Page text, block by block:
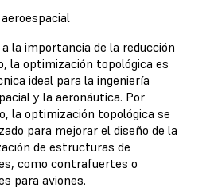
a la importancia de la reducción
la optimización topológica es
ideal para la ingeniería
y la aeronáutica. Por
la optimización topológica se
para mejorar el diseño de la
de estructuras de
como contrafuertes o
para aviones.